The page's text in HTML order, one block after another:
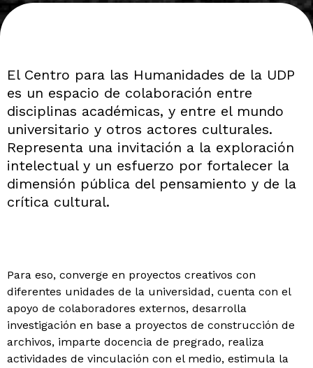
El Centro para las Humanidades de la UDP
es un espacio de colaboración entre
disciplinas académicas, y entre el mundo
universitario y otros actores culturales.
Representa una invitación a la exploración
intelectual y un esfuerzo por fortalecer la
dimensión pública del pensamiento y de la
crítica cultural.
Para eso, converge en proyectos creativos con
diferentes unidades de la universidad, cuenta con el
apoyo de colaboradores externos, desarrolla
investigación en base a proyectos de construcción de
archivos, imparte docencia de pregrado, realiza
actividades de vinculación con el medio, estimula la